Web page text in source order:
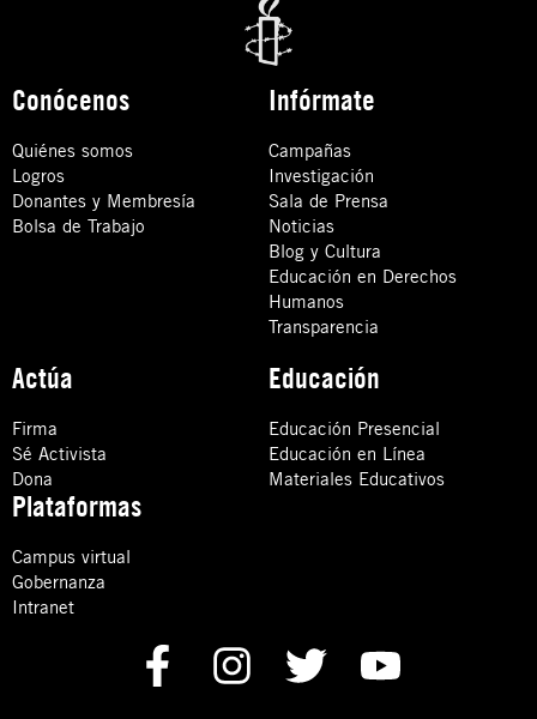
Conócenos
Quiénes somos
Logros
Donantes y Membresía
Bolsa de Trabajo
Infórmate
Campañas
Investigación
Sala de Prensa
Noticias
Blog y Cultura
Educación en Derechos
Humanos
Transparencia
Actúa
Firma
Sé Activista
Dona
Educación
Educación Presencial
Educación en Línea
Materiales Educativos
Plataformas
Campus virtual
Gobernanza
Intranet